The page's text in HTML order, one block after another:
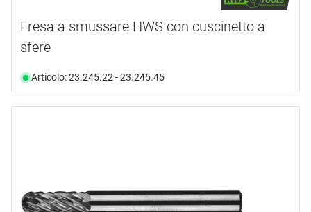
Fresa a smussare HWS con cuscinetto a
sfere
Articolo: 23.245.22 - 23.245.45